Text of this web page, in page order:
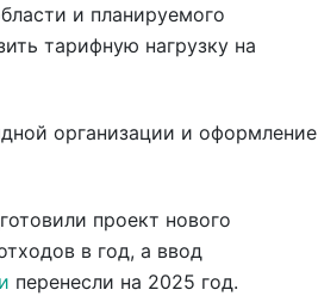
и планируемого
тарифную нагрузку на
организации и оформление
проект нового
в год, а ввод
перенесли на 2025 год.